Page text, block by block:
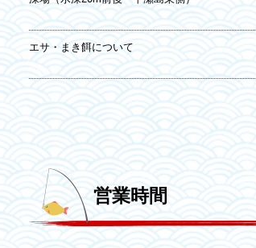
エサ・まき餌について
営業時間